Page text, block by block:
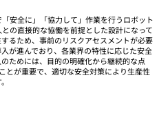
安全に」「協力して」作業を行うロボット
の直接的な協働を前提とした設計になって
るため、事前のリスクアセスメントが必要
が進んでおり、各業界の特性に応じた安全
ためには、目的の明確化から継続的な点
とが重要で、適切な安全対策により生産性